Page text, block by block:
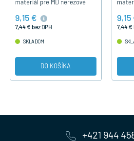
materiál pre MD nerezové
9,15 €
7,44 € bez DPH
SKLADOM
DO KOŠÍKA
k
7,60
+421 944